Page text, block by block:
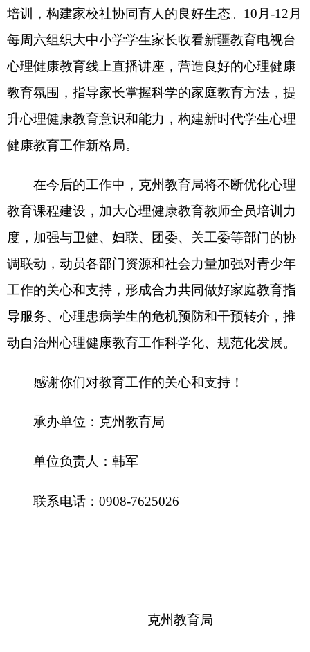
2025年5月23
分享:
打印本页 关闭窗口
各县（市）网站 媒体
地州市政府 区政府部门
新公网安备65300102000007号 新ICP备2022000247号
政府网站标识码：6530000002 法律声明